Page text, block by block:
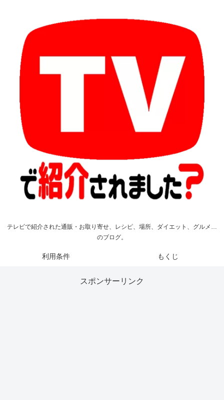
テレビで紹介された通販・お取り寄せ、レシピ、場所、ダイエット、グルメ…
のブログ。
利用条件 もくじ
スポンサーリンク